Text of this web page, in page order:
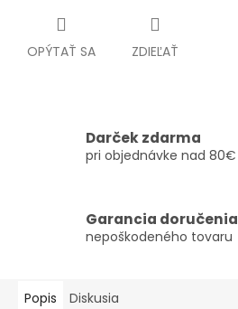
OPÝTAŤ SA ZDIEĽAŤ
Darček zdarma
pri objednávke nad 80€
Garancia doručenia
nepoškodeného tovaru
Popis Diskusia